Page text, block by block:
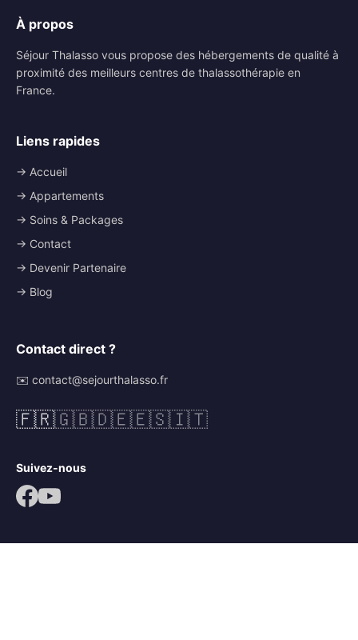
À propos
Séjour Thalasso vous propose des hébergements de qualité à
proximité des meilleurs centres de thalassothérapie en
France.
Liens rapides
→ Accueil
→ Appartements
→ Soins & Packages
→ Contact
→ Devenir Partenaire
→ Blog
Contact direct ?
✉️ contact@sejourthalasso.fr
🇫🇷🇬🇧🇩🇪🇪🇸🇮🇹
Suivez-nous